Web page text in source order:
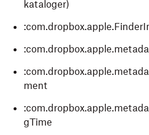
kataloger)
ment
gTime